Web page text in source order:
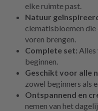
elke ruimte past.
Natuur
clematisbloemen die
voren brengen.
Complete set: Alles
beginnen.
Geschikt voor alle
zowel beginners als
Ontspannend en
nemen van het